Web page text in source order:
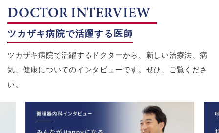
DOCTOR INTERVIEW
ツカザキ病院で活躍する医師
ツカザキ病院で活躍するドクターから、新しい治療法、病
気、健康についてのインタビューです。ぜひ、ご覧くださ
い。